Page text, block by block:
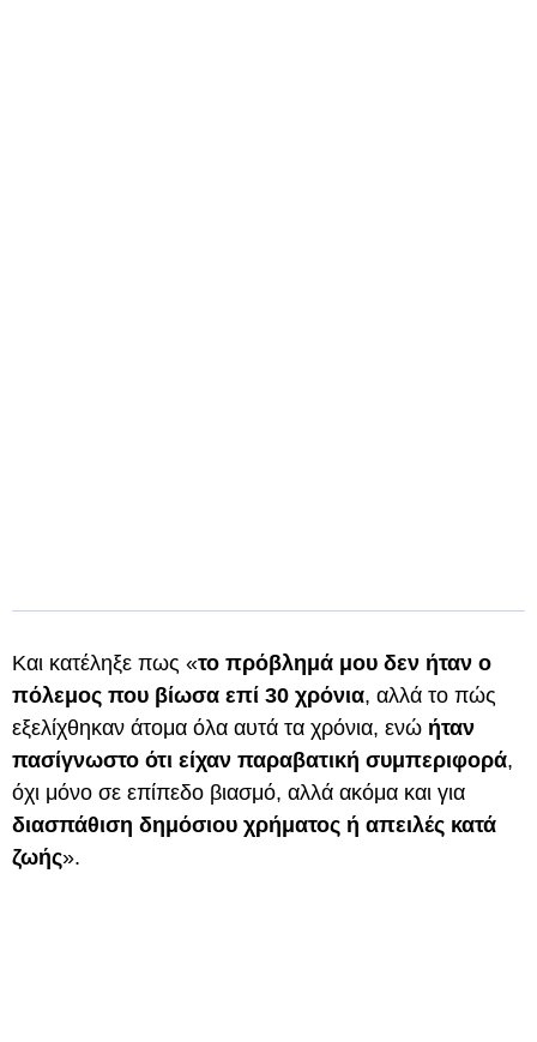
Και κατέληξε πως «το πρόβλημά μου δεν ήταν ο
πόλεμος που βίωσα επί 30 χρόνια, αλλά το πώς
εξελίχθηκαν άτομα όλα αυτά τα χρόνια, ενώ ήταν
πασίγνωστο ότι είχαν παραβατική συμπεριφορά,
όχι μόνο σε επίπεδο βιασμό, αλλά ακόμα και για
διασπάθιση δημόσιου χρήματος ή απειλές κατά
ζωής».